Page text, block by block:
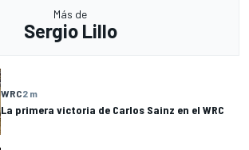
Más de
Sergio Lillo
WRC2 m
La primera victoria de Carlos Sainz en el WRC